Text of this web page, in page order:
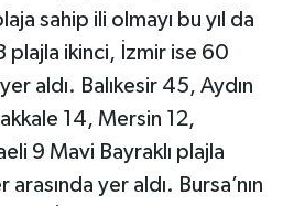
sahip ili olmayı bu yıl da
plajla ikinci, İzmir ise 60
aldı. Balıkesir 45, Aydın
14, Mersin 12,
9 Mavi Bayraklı plajla
arasında yer aldı. Bursa’nın